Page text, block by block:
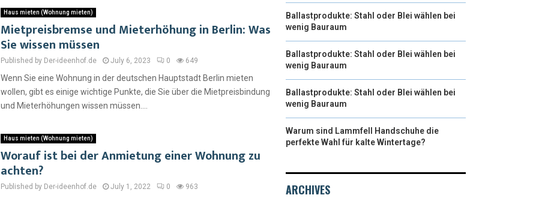
Haus mieten (Wohnung mieten)
Mietpreisbremse und Mieterhöhung in Berlin: Was
Sie wissen müssen
Published by Der-ideenhof.de July 6, 2023 0 649
Wenn Sie eine Wohnung in der deutschen Hauptstadt Berlin mieten
wollen, gibt es einige wichtige Punkte, die Sie über die Mietpreisbindung
und Mieterhöhungen wissen müssen....
Haus mieten (Wohnung mieten)
Worauf ist bei der Anmietung einer Wohnung zu
achten?
Published by Der-ideenhof.de July 1, 2022 0 963
Ballastprodukte: Stahl oder Blei wählen bei
wenig Bauraum
Ballastprodukte: Stahl oder Blei wählen bei
wenig Bauraum
Ballastprodukte: Stahl oder Blei wählen bei
wenig Bauraum
Warum sind Lammfell Handschuhe die
perfekte Wahl für kalte Wintertage?
ARCHIVES